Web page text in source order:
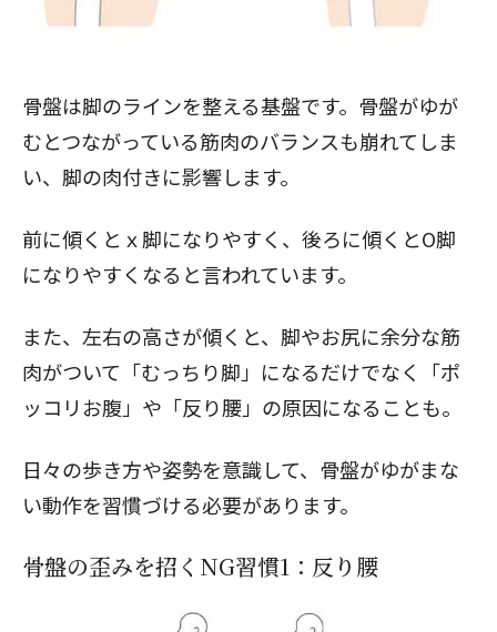
骨盤は脚のラインを整える基盤です。骨盤がゆが
むとつながっている筋肉のバランスも崩れてしま
い、脚の肉付きに影響します。
前に傾くとｘ脚になりやすく、後ろに傾くとO脚
になりやすくなると言われています。
また、左右の高さが傾くと、脚やお尻に余分な筋
肉がついて「むっちり脚」になるだけでなく「ポ
ッコリお腹」や「反り腰」の原因になることも。
日々の歩き方や姿勢を意識して、骨盤がゆがまな
い動作を習慣づける必要があります。
骨盤の歪みを招くNG習慣1：反り腰